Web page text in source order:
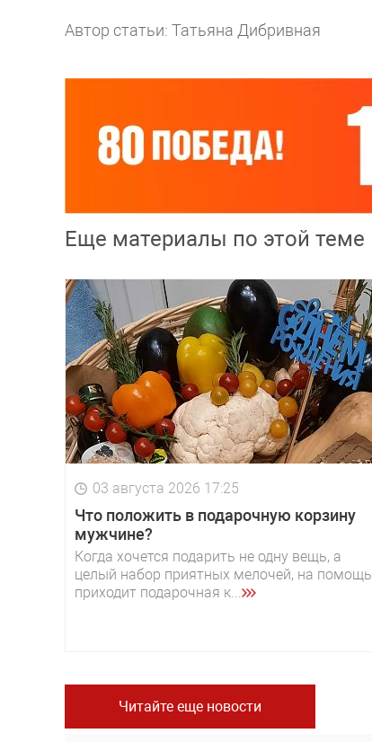
Автор статьи: Татьяна Дибривная
Еще материалы по этой теме
03 августа 2026 17:25
Что положить в подарочную корзину
мужчине?
Когда хочется подарить не одну вещь, а
целый набор приятных мелочей, на помощь
приходит подарочная к...
Читайте еще новости